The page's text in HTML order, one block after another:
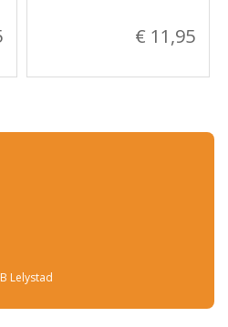
€ 11,95
Lelystad